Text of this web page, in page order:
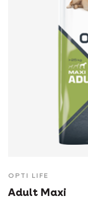
OPTI LIFE
Adult Maxi